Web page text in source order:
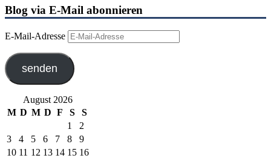
Blog via E-Mail abonnieren
E-Mail-Adresse
senden
August 2026
M D M D F S
S
1
2
3
4 5 6 7 8
9
10 11 12 13 14 15 16